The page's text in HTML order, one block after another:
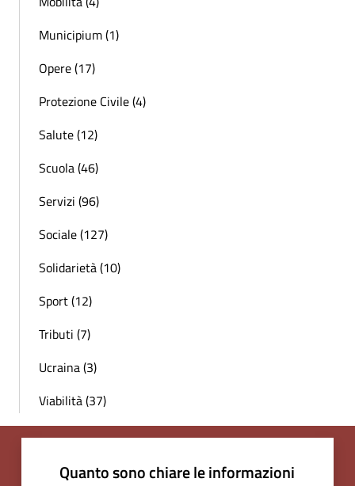
Municipium (1)
Opere (17)
Protezione Civile (4)
Salute (12)
Scuola (46)
Servizi (96)
Sociale (127)
Solidarietà (10)
Sport (12)
Tributi (7)
Ucraina (3)
Viabilità (37)
Quanto sono chiare le informazioni